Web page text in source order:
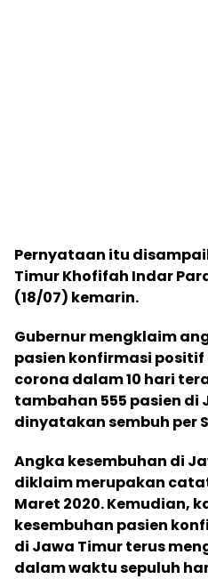
Pernyataan itu
Timur Khofifah Indar
(18/07) kemarin.
Gubernur mengklaim
pasien konfirmasi
corona dalam 10 hari
tambahan 555 pasien di
dinyatakan sembuh per
Angka kesembuhan di
diklaim merupakan
Maret 2020. Kemudian,
kesembuhan pasien
di Jawa Timur terus
dalam waktu sepuluh